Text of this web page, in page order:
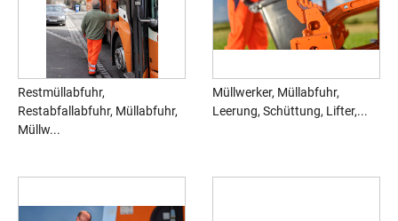
Restmüllabfuhr,
Restabfallabfuhr, Müllabfuhr,
Müllw...
Müllwerker, Müllabfuhr,
Leerung, Schüttung, Lifter,...